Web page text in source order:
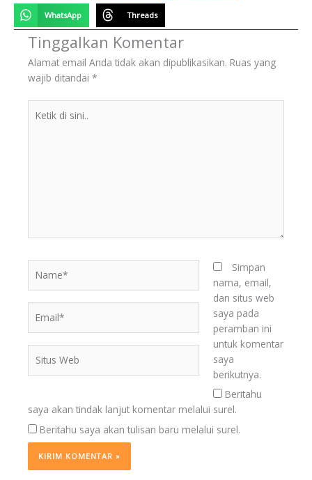
WhatsApp Threads
Tinggalkan Komentar
Alamat email Anda tidak akan dipublikasikan. Ruas yang
wajib ditandai *
Web
Simpan
nama, email,
dan situs web
saya pada
peramban ini
untuk komentar
saya
berikutnya.
Beritahu
saya akan tindak lanjut komentar melalui surel.
Beritahu saya akan tulisan baru melalui surel.